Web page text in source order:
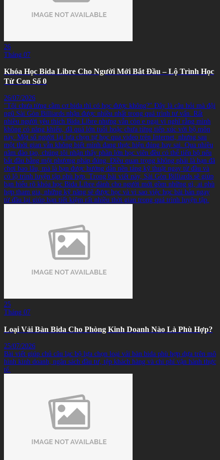
26
Tháng 07
Khóa Học Bida Libre Cho Người Mới Bắt Đầu – Lộ Trình Học
Từ Con Số 0
26/07/2026
"Tôi chưa từng cầm cơ bida thì có học được không?" Đây là câu hỏi mà đội
ngũ Sài Gòn Billiards nhận được nhiều nhất trong quá trình tư vấn. Rất
nhiều người yêu thích Bida Libre nhưng vẫn còn e ngại vì nghĩ rằng mình
không có năng khiếu, đã quá lớn tuổi hoặc chưa từng tiếp xúc với bộ môn
này. Một số người lại lựa chọn tự học qua video trên Internet, nhưng sau
một thời gian vẫn không biết mình đang thực hiện đúng hay sai. Qua nhiều
năm đào tạo, chúng tôi nhận thấy phần lớn học viên đều có thể tiến bộ nếu
bắt đầu bằng một phương pháp đúng. Điều quan trọng không phải là bạn đã
chơi bao lâu, mà là bạn được hướng dẫn nền tảng kỹ thuật ngay từ đầu và
có lộ trình luyện tập phù hợp. Trong bài viết này, Sài Gòn Billiards sẽ giúp
bạn hiểu rõ khóa học Bida Libre dành cho người mới gồm những gì, ai phù
hợp tham gia, những kỹ năng sẽ được học và vì sao việc học bài bản ngay
từ đầu lại giúp bạn tiết kiệm rất nhiều thời gian trong quá trình luyện tập.
25
Tháng 07
Loại Vải Bàn Bida Cho Phòng Kinh Doanh Nào Là Phù Hợp?
25/07/2026
Bài viết giúp chủ câu lạc bộ lựa chọn loại vải bàn bida phù hợp dựa trên mô
hình kinh doanh, ngân sách đầu tư, tệp khách hàng và chi phí vận hành thực
tế.